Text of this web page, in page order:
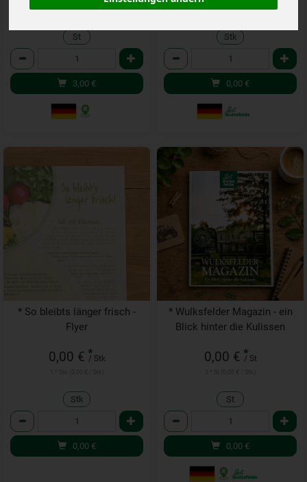
1 * St (3,00 € / St)
St
Anzahl
3,00 €
1 * Stk (0,00 € / Stk)
Stk
Anzahl
0,00 €
* So bleibts länger frisch -
Flyer
0,00 € *
/ Stk
Stk
Anzahl
0,00 €
* Wulksfelder Magazin - ein
Blick hinter die Kulissen
0,00 € *
/ St
St
Anzahl
0,00 €